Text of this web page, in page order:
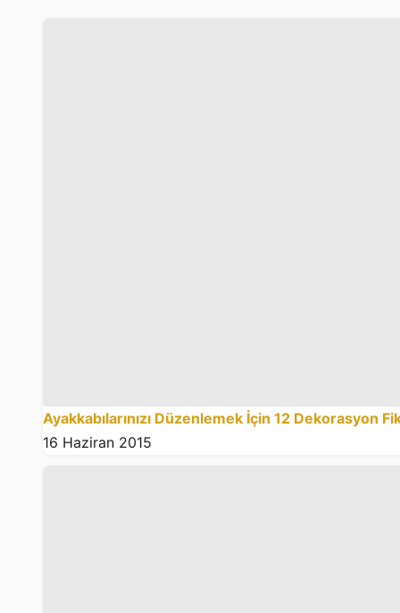
Ayakkabılarınızı Düzenlemek İçin 12 Dekorasyon
16 Haziran 2015